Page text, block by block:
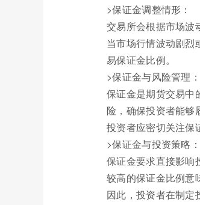
>保证金调整情形：
交易所会根据市场波
当市场行情波动剧烈
易保证金比例。
>保证金与风险管理：
保证金是期货交易中
险，确保投资者能够
投资者应密切关注保
>保证金与投资策略：
保证金要求直接影响
较高的保证金比例意
因此，投资者在制定